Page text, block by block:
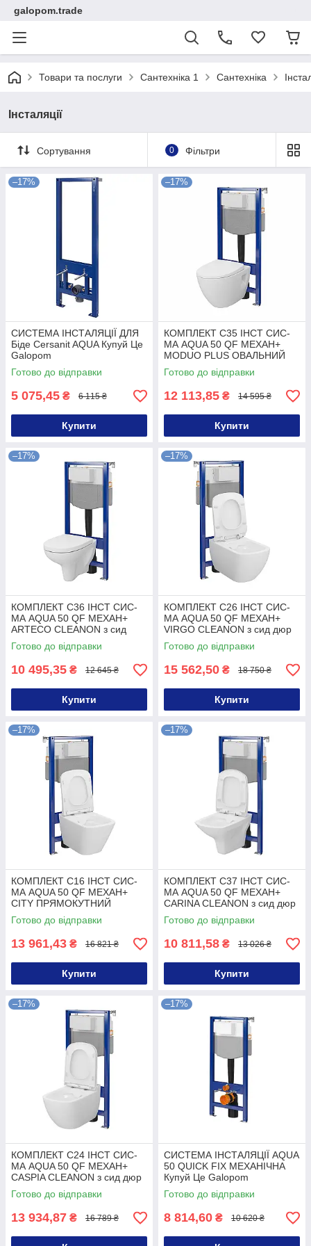
galopom.trade
Товари та послуги Сантехніка 1 Сантехніка
Інсталяції
Сортування 0 Фільтри
–17%
СИСТЕМА ІНСТАЛЯЦІЇ ДЛЯ
Біде Cersanit AQUA Купуй Це
Galopom
Готово до відправки
5 075,45 ₴ 6 115 ₴
Купити
–17%
КОМПЛЕКТ С35 ІНСТ СИС-
МА AQUA 50 QF MEХАН+
MODUO PLUS ОВАЛЬНИЙ
CLEANON з сид дюр ліфт
БЕЗ КНОПКИ Купуй Це
Готово до відправки
12 113,85 ₴ 14 595 ₴
Купити
–17%
КОМПЛЕКТ С36 ІНСТ СИС-
МА AQUA 50 QF MEХАН+
ARTECO CLEANON з сид
дюр ліфт БЕЗ КНОПКИ Купуй
Це Galopom
Готово до відправки
10 495,35 ₴ 12 645 ₴
Купити
–17%
КОМПЛЕКТ С26 ІНСТ СИС-
МА AQUA 50 QF MEХАН+
VIRGO CLEANON з сид дюр
ліфт БЕЗ КНОПКИ Купуй Це
Galopom
Готово до відправки
15 562,50 ₴ 18 750 ₴
Купити
–17%
КОМПЛЕКТ С16 ІНСТ СИС-
МА AQUA 50 QF MEХАН+
CITY ПРЯМОКУТНИЙ
CLEANON з сид дюр ліфт
БЕЗ КНОПКИ Купуй Це
Готово до відправки
13 961,43 ₴ 16 821 ₴
Купити
–17%
КОМПЛЕКТ С37 ІНСТ СИС-
МА AQUA 50 QF MEХАН+
CARINA CLEANON з сид дюр
ліфт БЕЗ КНОПКИ Купуй Це
Galopom
Готово до відправки
10 811,58 ₴ 13 026 ₴
Купити
–17%
КОМПЛЕКТ С24 ІНСТ СИС-
МА AQUA 50 QF MEХАН+
CASPIA CLEANON з сид дюр
ліфт БЕЗ КНОПКИ Купуй Це
Galopom
Готово до відправки
13 934,87 ₴ 16 789 ₴
–17%
СИСТЕМА ІНСТАЛЯЦІЇ AQUA
50 QUICK FIX МЕХАНІЧНА
Купуй Це Galopom
Готово до відправки
8 814,60 ₴ 10 620 ₴